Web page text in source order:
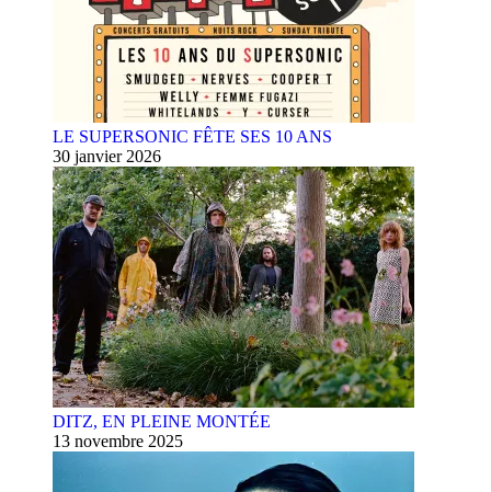
LE SUPERSONIC FÊTE SES 10 ANS
30 janvier 2026
DITZ, EN PLEINE MONTÉE
13 novembre 2025